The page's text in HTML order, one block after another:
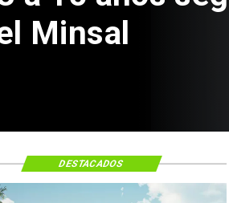
Minsal
DESTACADOS